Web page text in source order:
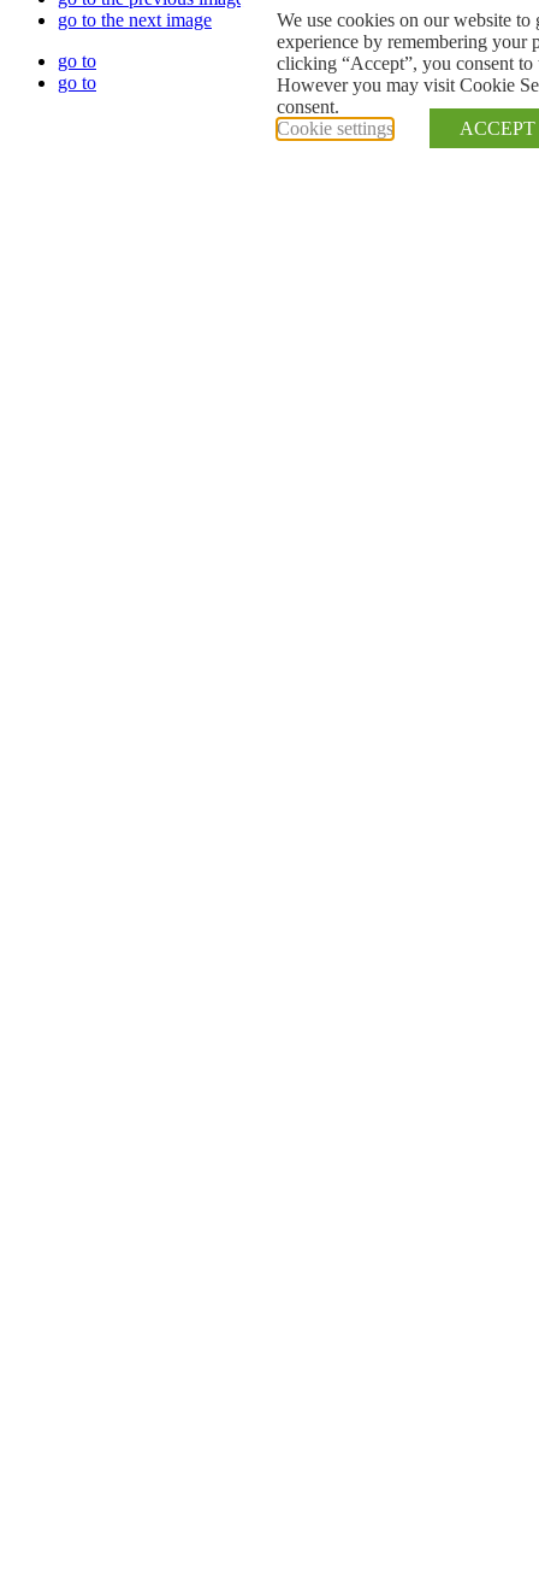
We use cookies on our website
experience by remembering your
clicking “Accept”, you consent
However you may visit Cookie
consent.
Cookie settings
ACCEPT
go to the next image
go to
go to